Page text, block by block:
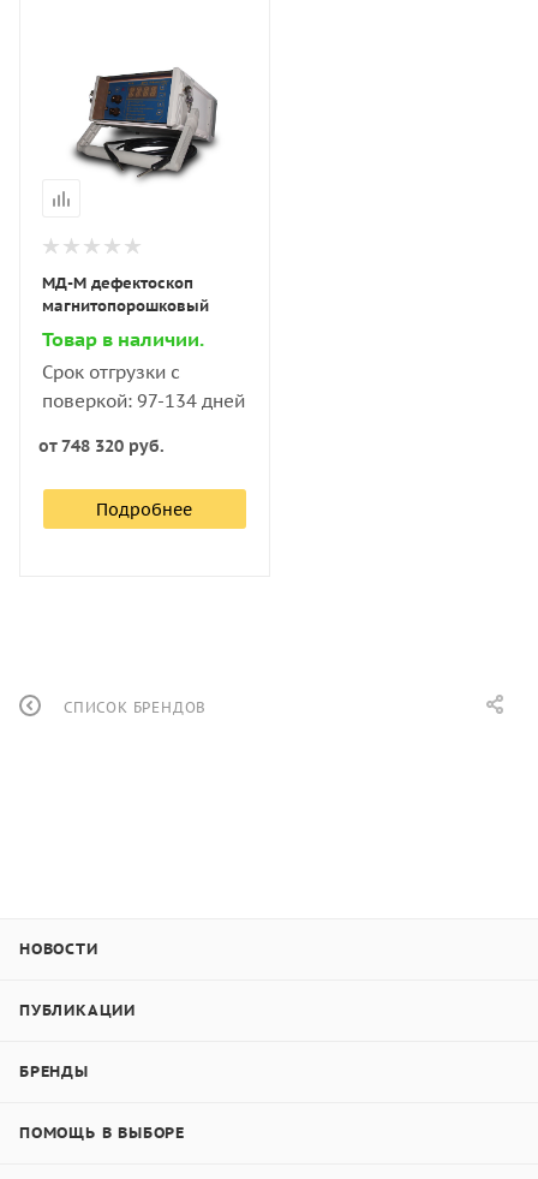
МД-М дефектоскоп
магнитопорошковый
Товар в наличии.
Срок отгрузки с
поверкой: 97-134 дней
от748 320 руб.
Подробнее
СПИСОК БРЕНДОВ
НОВОСТИ
ПУБЛИКАЦИИ
БРЕНДЫ
ПОМОЩЬ В ВЫБОРЕ